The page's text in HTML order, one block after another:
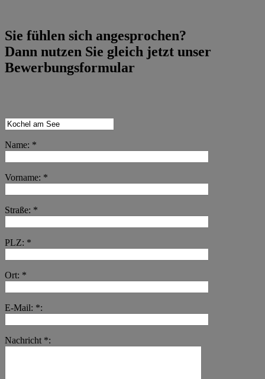
Sie fühlen sich angesprochen?
Dann nutzen Sie gleich jetzt unser
Bewerbungsformular
Name: *
Vorname: *
Straße: *
PLZ: *
Ort: *
E-Mail: *:
Nachricht *: